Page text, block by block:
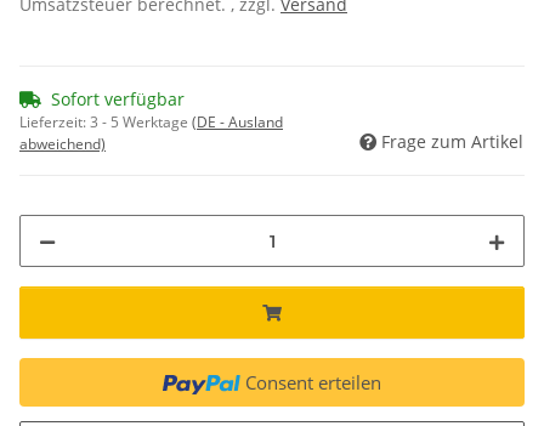
Sofort verfügbar
Lieferzeit:3 - 5 Werktage (DE - Ausland
abweichend)
Frage zum Artikel
Consent erteilen